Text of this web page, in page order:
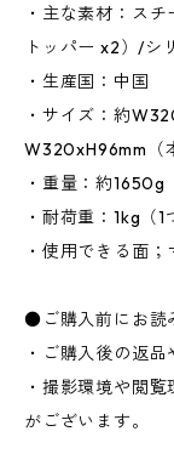
・主な素材：ス
トッパー x2）/シ
・生産国：中国
・サイズ：約
W320xH96mm（
・重量：約1650g
・耐荷重：1kg（1
・使用できる面
●ご購入前にお読
・ご購入後の返品
・撮影環境や閲
がございます。